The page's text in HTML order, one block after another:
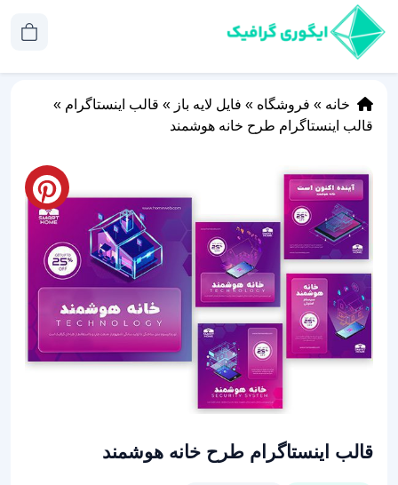
خانه » فروشگاه » فایل لایه باز » قالب اینستاگرام »
قالب اینستاگرام طرح خانه هوشمند
قالب اینستاگرام طرح خانه هوشمند